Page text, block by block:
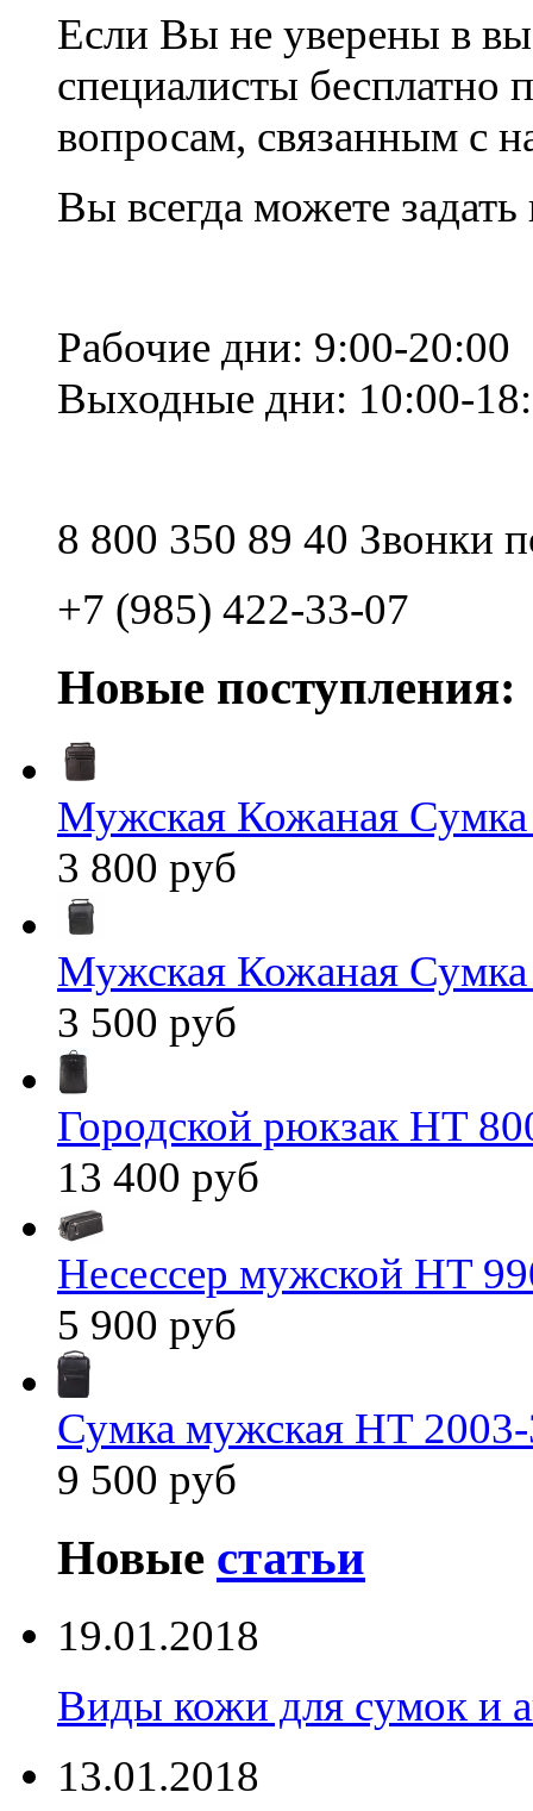
Если Вы не уверены в
специалисты
вопросам, связанным с
Вы всегда можете
Рабочие дни: 9:00-20:00
Выходные дни: 10:00-
8 800 350 89 40 Звонки
+7 (985) 422-33-07
Новые поступления:
Мужская Кожаная
3 800 руб
Мужская Кожаная
3 500 руб
Городской рюкзак HT
13 400 руб
Несессер мужской HT
5 900 руб
Сумка мужская HT
9 500 руб
Новые статьи
19.01.2018
Виды кожи для сумок и
13.01.2018